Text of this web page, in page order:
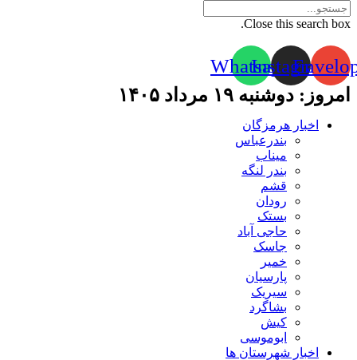
Close this search box.
Instagram
Whatsapp
امروز: دوشنبه ۱۹ مرداد ۱۴۰۵
اخبار هرمزگان
بندرعباس
میناب
بندر لنگه
قشم
رودان
بستک
حاجی آباد
جاسک
خمیر
پارسیان
سیریک
بشاگرد
کیش
ابوموسی
اخبار شهرستان ها